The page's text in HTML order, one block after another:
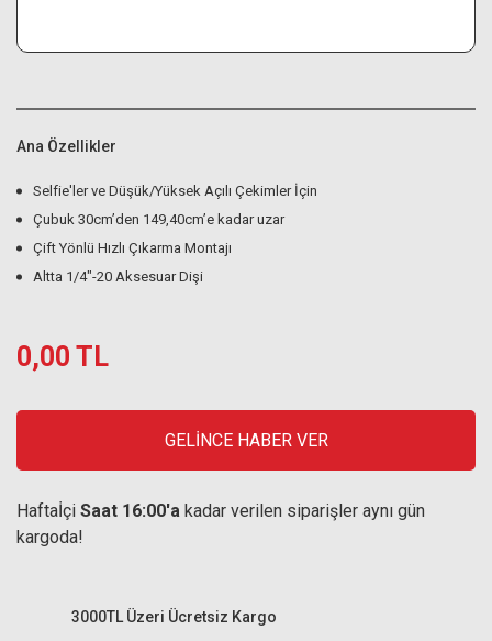
Ana Özellikler
Selfie'ler ve Düşük/Yüksek Açılı Çekimler İçin
Çubuk 30cm’den 149,40cm’e kadar uzar
Çift Yönlü Hızlı Çıkarma Montajı
Altta 1/4"-20 Aksesuar Dişi
0,00 TL
GELİNCE HABER VER
Haftaİçi Saat 16:00'a kadar verilen siparişler aynı gün
kargoda!
3000TL Üzeri Ücretsiz Kargo